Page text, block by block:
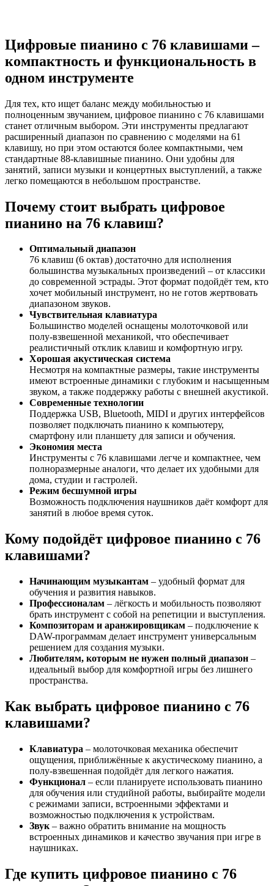
Цифровые пианино с 76 клавишами –
компактность и функциональность в
одном инструменте
Для тех, кто ищет баланс между мобильностью и
полноценным звучанием, цифровое пианино с 76 клавишами
станет отличным выбором. Эти инструменты предлагают
расширенный диапазон по сравнению с моделями на 61
клавишу, но при этом остаются более компактными, чем
стандартные 88-клавишные пианино. Они удобны для
занятий, записи музыки и концертных выступлений, а также
легко помещаются в небольшом пространстве.
Почему стоит выбрать цифровое
пианино на 76 клавиш?
Оптимальный диапазон
76 клавиш (6 октав) достаточно для исполнения
большинства музыкальных произведений – от классики
до современной эстрады. Этот формат подойдёт тем, кто
хочет мобильный инструмент, но не готов жертвовать
диапазоном звуков.
Чувствительная клавиатура
Большинство моделей оснащены молоточковой или
полу-взвешенной механикой, что обеспечивает
реалистичный отклик клавиш и комфортную игру.
Хорошая акустическая система
Несмотря на компактные размеры, такие инструменты
имеют встроенные динамики с глубоким и насыщенным
звуком, а также поддержку работы с внешней акустикой.
Современные технологии
Поддержка USB, Bluetooth, MIDI и других интерфейсов
позволяет подключать пианино к компьютеру,
смартфону или планшету для записи и обучения.
Экономия места
Инструменты с 76 клавишами легче и компактнее, чем
полноразмерные аналоги, что делает их удобными для
дома, студии и гастролей.
Режим бесшумной игры
Возможность подключения наушников даёт комфорт для
занятий в любое время суток.
Кому подойдёт цифровое пианино с 76
клавишами?
Начинающим музыкантам – удобный формат для
обучения и развития навыков.
Профессионалам – лёгкость и мобильность позволяют
брать инструмент с собой на репетиции и выступления.
Композиторам и аранжировщикам – подключение к
DAW-программам делает инструмент универсальным
решением для создания музыки.
Любителям, которым не нужен полный диапазон –
идеальный выбор для комфортной игры без лишнего
пространства.
Как выбрать цифровое пианино с 76
клавишами?
Клавиатура – молоточковая механика обеспечит
ощущения, приближённые к акустическому пианино, а
полу-взвешенная подойдёт для легкого нажатия.
Функционал – если планируете использовать пианино
для обучения или студийной работы, выбирайте модели
с режимами записи, встроенными эффектами и
возможностью подключения к устройствам.
Звук – важно обратить внимание на мощность
встроенных динамиков и качество звучания при игре в
наушниках.
Где купить цифровое пианино с 76